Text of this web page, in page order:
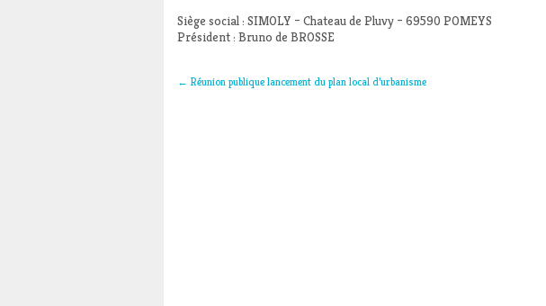
Siège social : SIMOLY – Chateau de Pluvy – 69590 POMEYS
Président : Bruno de BROSSE
← Réunion publique lancement du plan local d’urbanisme